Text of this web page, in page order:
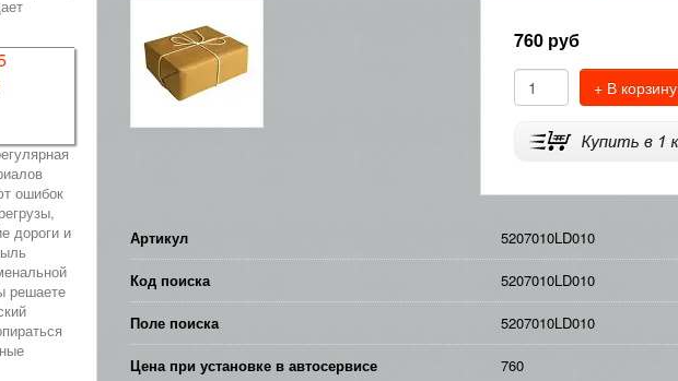
760руб
+ В корзину
Артикул 5207010LD010
Код поиска 5207010LD010
Поле поиска 5207010LD010
Цена при установке в автосервисе 760
ошибок
дороги и
решаете